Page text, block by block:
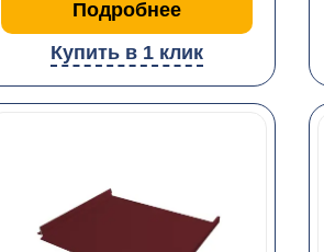
Подробнее
Купить в 1 клик